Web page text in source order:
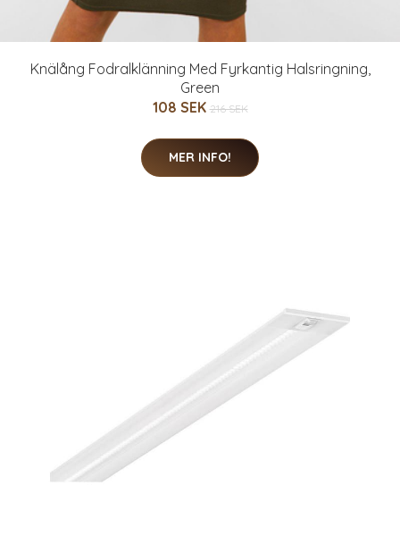
Knälång Fodralklänning Med Fyrkantig Halsringning,
Green
108 SEK 216 SEK
MER INFO!